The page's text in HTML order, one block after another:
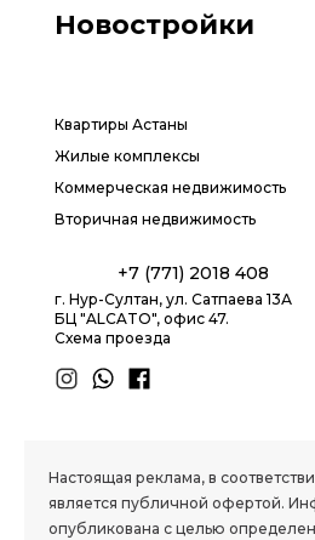
Новостройки
Квартиры Астаны
Жилые комплексы
Коммерческая недвижимость
Вторичная недвижимость
+7 (771) 2018 408
г. Нур-Султан, ул. Сатпаева 13А
БЦ "ALCATO", офис 47.
Схема проезда
Настоящая реклама, в
является публичной офертой.
опубликована с целью